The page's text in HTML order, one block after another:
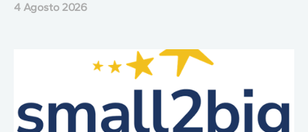
4 Agosto 2026